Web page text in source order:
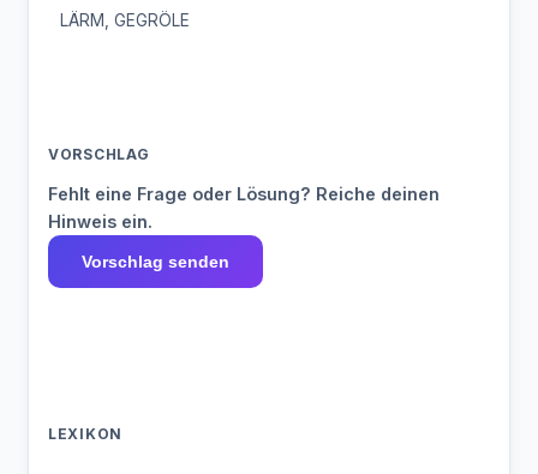
LÄRM, GEGRÖLE
VORSCHLAG
Fehlt eine Frage oder Lösung? Reiche deinen
Hinweis ein.
Vorschlag senden
LEXIKON